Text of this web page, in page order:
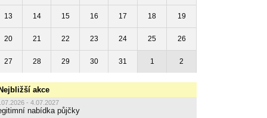
13 14 15 16 17 18 19
20 21 22 23 24 25 26
27 28 29 30 31 1 2
Nejbližší akce
- 4.07.2027
nabídka půjčky